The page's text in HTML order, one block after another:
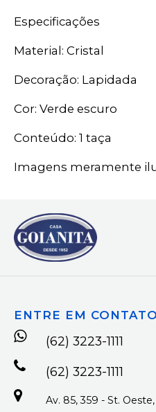
Especificações
Material: Cristal
Decoração: Lapidada
Cor: Verde escuro
Conteúdo: 1 taça
Imagens meramente
ENTRE EM CONTATO
(62) 3223-1111
(62) 3223-1111
Av. 85, 359 - St.